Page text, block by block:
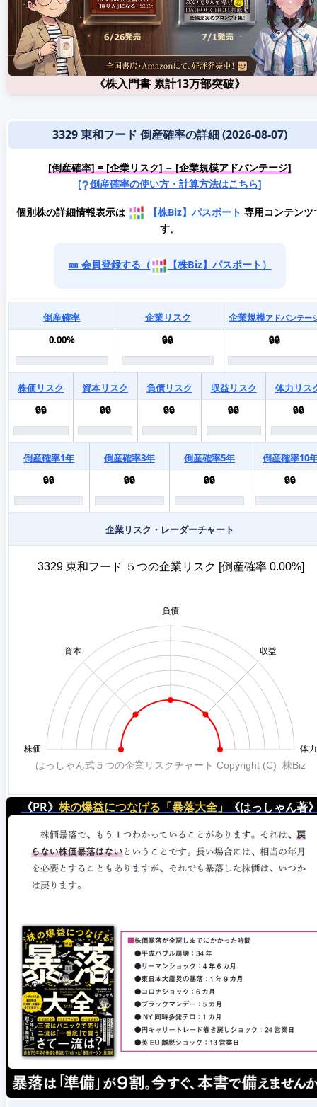
《株入門書 累計13万部突破》
3329 東和フード 倒産確率の詳細 (2026-08-07)
[倒産確率] = [企業リスク] − [企業規模アドバンテージ]
[
倒産確率の使い方・計算方法はこちら]
個別株の詳細情報表示は 【株Biz】パスポート 専用コンテンツ
す。
🎫 会員登録する（ 【株Biz】パスポート）
倒産確率 企業リスク 企業規模アドバンテー
0.00% 🔒🔒 🔒🔒
株価リスク 資本リスク 負債リスク 収益リスク
体力リス
🔒🔒
🔒🔒 🔒🔒 🔒🔒 🔒🔒
倒産確率1年 倒産確率3年 倒産確率5年
倒産確率10
🔒🔒
🔒🔒 🔒🔒 🔒🔒
企業リスク・レーダーチャート
《PR》 株の爆益につなげる「暴落大全」 《はっしゃん著